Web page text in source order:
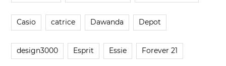
Casio catrice Dawanda Depot
design3000 Esprit Essie Forever 21